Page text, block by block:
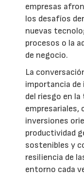
empresas
los desafíos
nuevas
procesos o la
de negocio.
La
importancia
del riesgo en
empresariales,
inversiones
productividad
sostenibles y
resiliencia de
entorno cada